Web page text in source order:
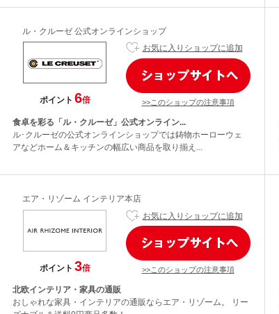
ル・クルーゼ 公式オンラインショップ
ポイント 6倍
お気に入りショップに追加
>>このショップの注意事項
食卓を彩る「ル・クルーゼ」公式オンライン...
ル･クルーゼの公式オンラインショップでは鋳物ホーローウェ
アなどホーム＆キッチンの幅広い商品を取り揃え...
エア・リゾーム インテリア本店
ポイント 3倍
お気に入りショップに追加
>>このショップの注意事項
北欧インテリア・家具の通販
おしゃれな家具・インテリアの通販ならエア・リゾーム。 リー